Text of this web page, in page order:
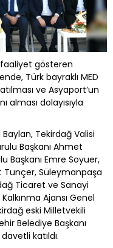
faaliyet gösteren
Türk bayraklı MED
ve Asyaport’un
alması dolayısıyla
Tekirdağ Valisi
Başkanı Ahmet
Başkanı Emre Soyuer,
Süleymanpaşa
Ticaret ve Sanayi
Ajansı Genel
eski Milletvekili
Belediye Başkanı
katıldı.